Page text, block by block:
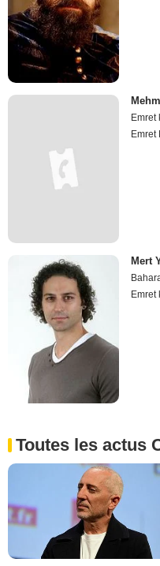
Emret
Emret
Mert
Emret
Toutes les actus